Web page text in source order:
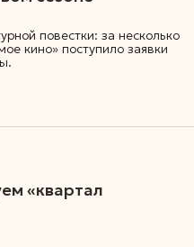
повестки: за несколько
кино» поступило заявки
«квартал